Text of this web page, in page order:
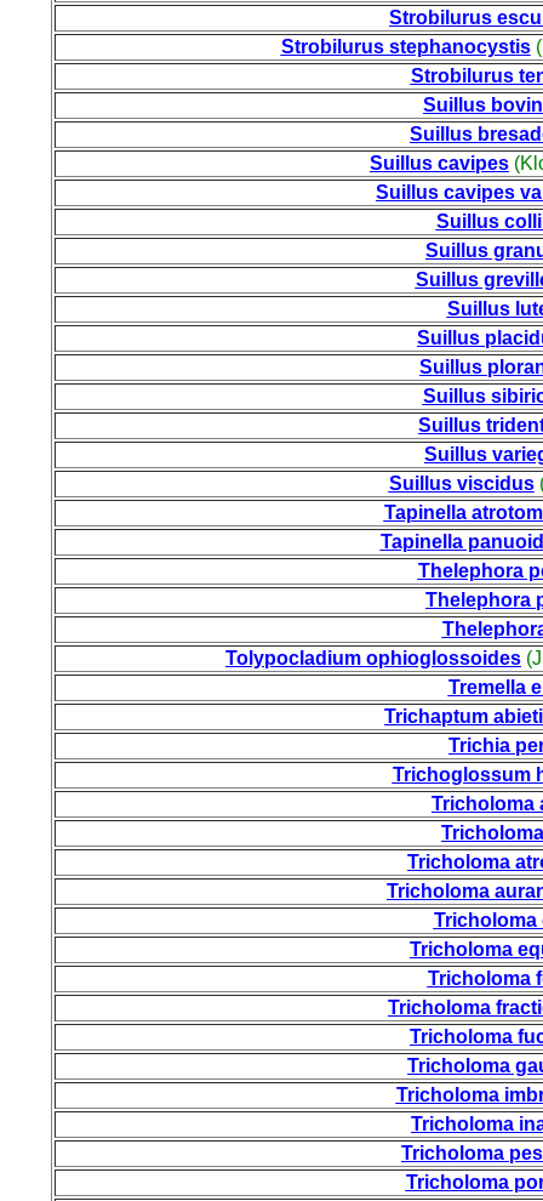
Strobilurus
Strobilurus stephanocystis (
Strobilurus
Suillus
Suillus
Suillus cavipes
Suillus cavipes
Suillus
Suillus
Suillus
Suillus
Suillus
Suillus
Suillus
Suillus
Suillus
Suillus viscidus
Tapinella
Tapinella
Thelephora
Thelephora
Tolypocladium ophioglossoides
Tremella
Trichaptum
Trichia
Trichoglossum
Tricholoma
Tricholoma
Tricholoma
Tricholoma
Tricholoma
Tricholoma
Tricholoma
Tricholoma
Tricholoma
Tricholoma
Tricholoma
Tricholoma